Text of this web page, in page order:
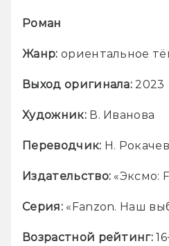
Роман
Жанр: ориентальное
Выход оригинала: 2023
Художник: В. Иванова
Переводчик: Н.
Издательство: «Эксмо:
Серия: «Fanzon. Наш
Возрастной рейтинг: